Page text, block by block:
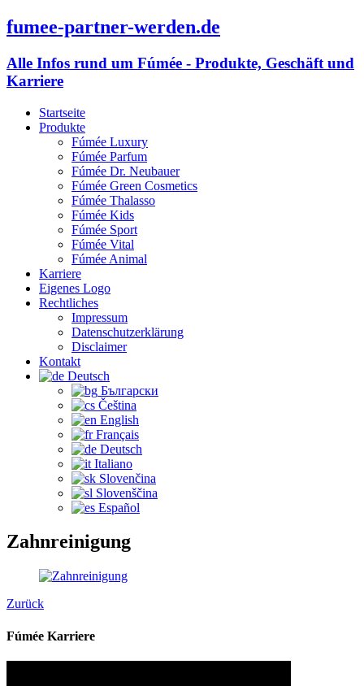
fumee-partner-werden.de
Alle Infos rund um Fúmée - Produkte, Geschäft und
Karriere
Startseite
Produkte
Fúmée Luxury
Fúmée Parfum
Fúmée Dr. Neubauer
Fúmée Green Cosmetics
Fúmée Thalasso
Fúmée Kids
Fúmée Sport
Fúmée Vital
Fúmée Animal
Karriere
Eigenes Logo
Rechtliches
Impressum
Datenschutzerklärung
Disclaimer
Kontakt
Deutsch
Български
Čeština‎
English
Français
Deutsch
Italiano
Slovenčina
Slovenščina
Español
Zahnreinigung
Zurück
Fúmée Karriere